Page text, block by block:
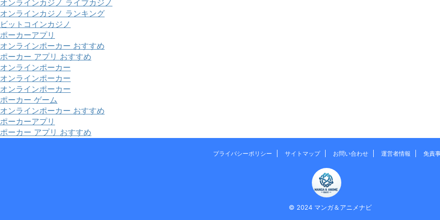
オンラインカジノ ライブカジノ
オンラインカジノ ランキング
ビットコインカジノ
ポーカーアプリ
オンラインポーカー おすすめ
ポーカー アプリ おすすめ
オンラインポーカー
オンラインポーカー
オンラインポーカー
ポーカー ゲーム
オンラインポーカー おすすめ
ポーカーアプリ
ポーカー アプリ おすすめ
プライバシーポリシー サイトマップ お問い合わせ 運営者情報 免責
© 2024 マンガ＆アニメナビ